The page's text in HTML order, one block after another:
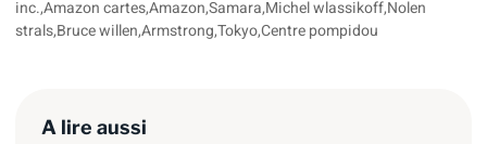
inc.,Amazon cartes,Amazon,Samara,Michel wlassikoff,Nolen
strals,Bruce willen,Armstrong,Tokyo,Centre pompidou
A lire aussi